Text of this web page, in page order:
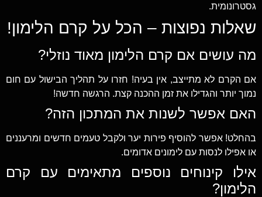
גסטרונומית.
שאלות נפוצות – הכל על קרם הלימון!
מה עושים אם קרם הלימון מאוד נוזלי?
אם הקרם לא מתייצב, אין בעיה! חזרו על תהליך הבישול עם חום
נמוך יותר והגדילו את זמן ההכנה קצת. הרגשה חדשה!
האם אפשר לשנות את המתכון הזה?
בהחלט! אפשר להוסיף פירות יער ולקבל טעמים חדשים ומרעננים
או אפילו לנסות עם לימונים אדומים.
אילו קינוחים נוספים מתאימים עם קרם
הלימון?